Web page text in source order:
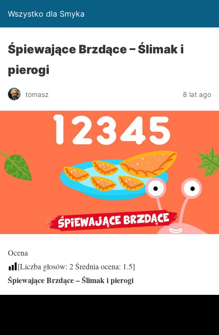
Wszystko dla Smyka
Śpiewające Brzdące – Ślimak i
pierogi
tomasz 8 lat ago
Ocena
[Liczba głosów: 2Średnia ocena: 1.5]
Śpiewające Brzdące – Ślimak i pierogi